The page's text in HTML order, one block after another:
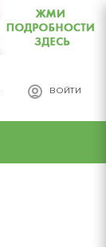
ВОЙТИ